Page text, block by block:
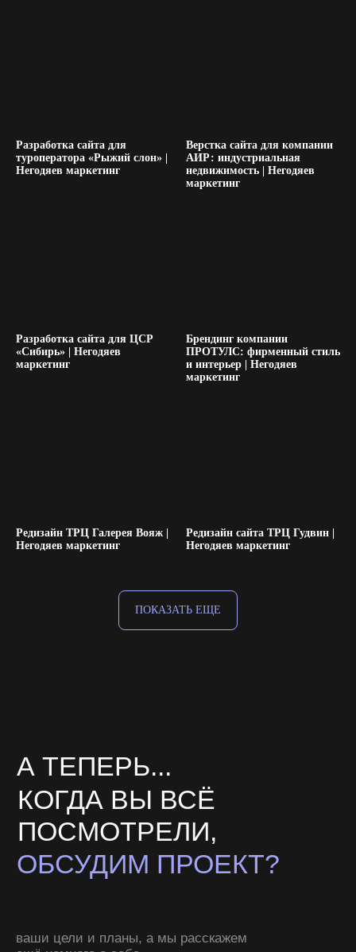
Разработка сайта для
туроператора «Рыжий слон» |
Негодяев маркетинг
Верстка сайта для компании
АИР: индустриальная
недвижимость | Негодяев
маркетинг
Разработка сайта для ЦСР
«Сибирь» | Негодяев
маркетинг
Брендинг компании
ПРОТУЛС: фирменный стиль
и интерьер | Негодяев
маркетинг
Редизайн ТРЦ Галерея Вояж |
Негодяев маркетинг
Редизайн сайта ТРЦ Гудвин |
Негодяев маркетинг
ПОКАЗАТЬ ЕЩЕ